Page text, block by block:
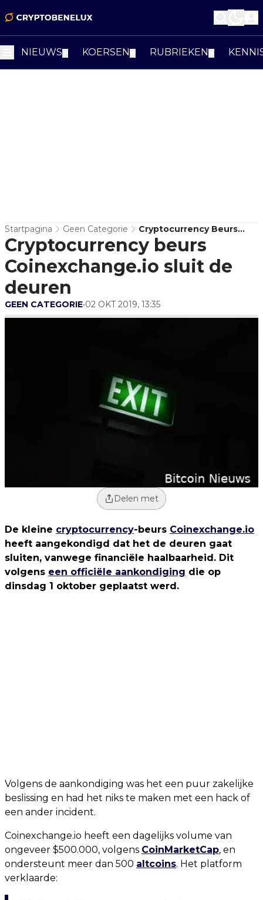
NIEUWS KOERSEN RUBRIEKEN
Startpagina Geen Categorie
Cryptocurrency Beurs
Coinexchange.io Sluit De
Deuren
Cryptocurrency beurs
Coinexchange.io sluit de
deuren
GEEN CATEGORIE•02 OKT 2019, 13:35
Delen met
De kleine cryptocurrency-beurs Coinexchange.io
heeft aangekondigd dat het de deuren gaat
sluiten, vanwege financiële haalbaarheid. Dit
volgens een officiële aankondiging die op
dinsdag 1 oktober geplaatst werd.
Volgens de aankondiging was het een puur zakelijke
beslissing en had het niks te maken met een hack of
een ander incident.
Coinexchange.io heeft een dagelijks volume van
ongeveer $500.000, volgens CoinMarketCap, en
ondersteunt meer dan 500 altcoins. Het platform
verklaarde: